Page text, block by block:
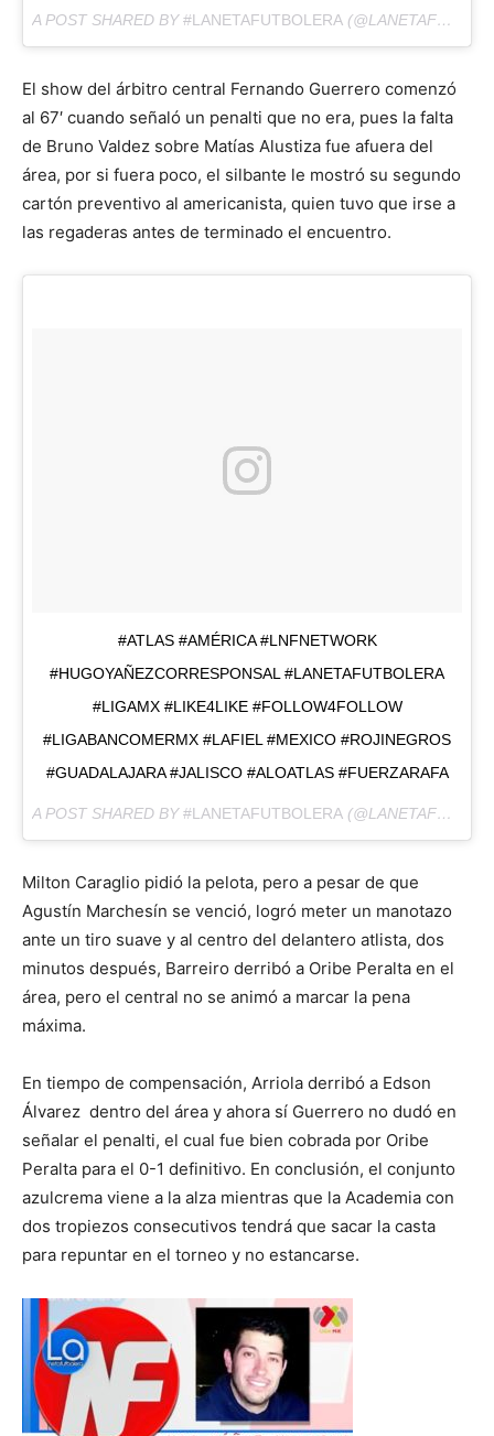
A POST SHARED BY#LANETAFUTBOLERA (@LANETAFUTBOLERA) ON
El show del árbitro central Fernando Guerrero comenzó
al 67′ cuando señaló un penalti que no era, pues la falta
de Bruno Valdez sobre Matías Alustiza fue afuera del
área, por si fuera poco, el silbante le mostró su segundo
cartón preventivo al americanista, quien tuvo que irse a
las regaderas antes de terminado el encuentro.
#ATLAS #AMÉRICA #LNFNETWORK
#HUGOYAÑEZCORRESPONSAL #LANETAFUTBOLERA
#LIGAMX #LIKE4LIKE #FOLLOW4FOLLOW
#LIGABANCOMERMX #LAFIEL #MEXICO #ROJINEGROS
#GUADALAJARA #JALISCO #ALOATLAS #FUERZARAFA
A POST SHARED BY#LANETAFUTBOLERA (@LANETAFUTBOLERA) ON
Milton Caraglio pidió la pelota, pero a pesar de que
Agustín Marchesín se venció, logró meter un manotazo
ante un tiro suave y al centro del delantero atlista, dos
minutos después, Barreiro derribó a Oribe Peralta en el
área, pero el central no se animó a marcar la pena
máxima.
En tiempo de compensación, Arriola derribó a Edson
Álvarez dentro del área y ahora sí Guerrero no dudó en
señalar el penalti, el cual fue bien cobrada por Oribe
Peralta para el 0-1 definitivo. En conclusión, el conjunto
azulcrema viene a la alza mientras que la Academia con
dos tropiezos consecutivos tendrá que sacar la casta
para repuntar en el torneo y no estancarse.